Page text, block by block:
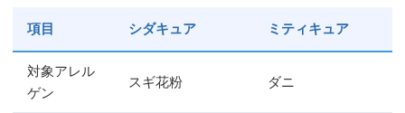
項目 シダキュア ミティキュア
対象アレル
ゲン
スギ花粉 ダニ